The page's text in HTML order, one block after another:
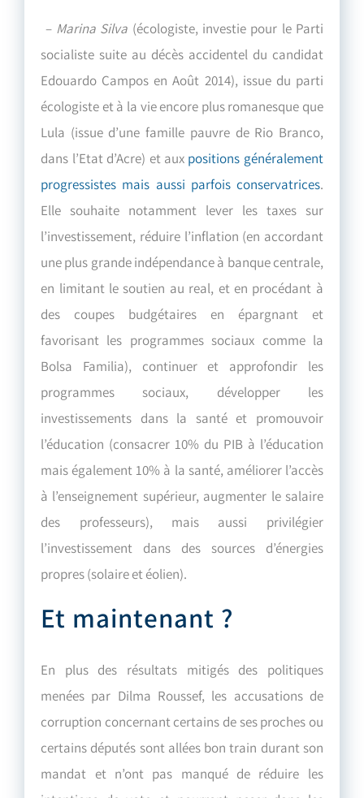
– Marina Silva (écologiste, investie pour le Parti
socialiste suite au décès accidentel du candidat
Edouardo Campos en Août 2014), issue du parti
écologiste et à la vie encore plus romanesque que
Lula (issue d’une famille pauvre de Rio Branco,
dans l’Etat d’Acre) et aux positions généralement
progressistes mais aussi parfois conservatrices.
Elle souhaite notamment lever les taxes sur
l’investissement, réduire l’inflation (en accordant
une plus grande indépendance à banque centrale,
en limitant le soutien au real, et en procédant à
des coupes budgétaires en épargnant et
favorisant les programmes sociaux comme la
Bolsa Familia), continuer et approfondir les
programmes sociaux, développer les
investissements dans la santé et promouvoir
l’éducation (consacrer 10% du PIB à l’éducation
mais également 10% à la santé, améliorer l’accès
à l’enseignement supérieur, augmenter le salaire
des professeurs), mais aussi privilégier
l’investissement dans des sources d’énergies
propres (solaire et éolien).
Et maintenant ?
En plus des résultats mitigés des politiques
menées par Dilma Roussef, les accusations de
corruption concernant certains de ses proches ou
certains députés sont allées bon train durant son
mandat et n’ont pas manqué de réduire les